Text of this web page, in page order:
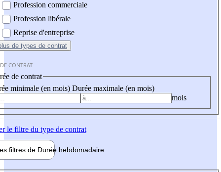
Profession commerciale
Profession libérale
Reprise d'entreprise
de types de contrat
CONTRAT
de contrat
minimale (en mois) Durée maximale (en mois)
mois
le filtre du type de contrat
filtres de Durée hebdomadaire